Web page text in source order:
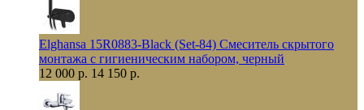
Elghansa 15R0883-Black (Set-84) Смеситель скрытого
монтажа с гигиеническим набором, черный
12 000 р. 14 150 р.